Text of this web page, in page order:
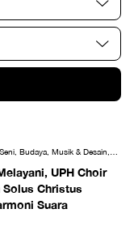
UPH Choir
Solus Christus
Suara